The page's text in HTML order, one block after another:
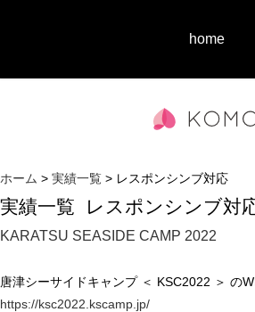
home
ホーム > 実績一覧 > レスポンシンブ対応
実績一覧 レスポンシンブ対
KARATSU SEASIDE CAMP 2022
唐津シーサイドキャンプ ＜ KSC2022 ＞ の
https://ksc2022.kscamp.jp/